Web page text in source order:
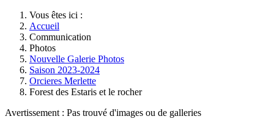
Vous êtes ici :
Accueil
Communication
Photos
Nouvelle Galerie Photos
Saison 2023-2024
Orcieres Merlette
Forest des Estaris et le rocher
Avertissement : Pas trouvé d'images ou de galleries